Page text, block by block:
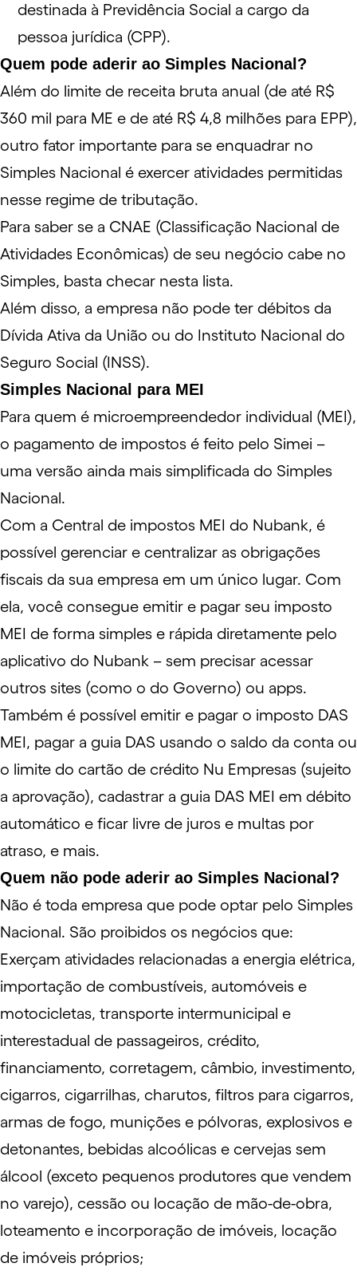
destinada à Previdência Social a cargo da
pessoa jurídica (CPP).
Quem pode aderir ao Simples Nacional?
Além do limite de receita bruta anual (de até R$
360 mil para ME e de até R$ 4,8 milhões para EPP),
outro fator importante para se enquadrar no
Simples Nacional é exercer atividades permitidas
nesse regime de tributação.
Para saber se a CNAE (Classificação Nacional de
Atividades Econômicas) de seu negócio cabe no
Simples, basta checar nesta lista.
Além disso, a empresa não pode ter débitos da
Dívida Ativa da União ou do Instituto Nacional do
Seguro Social (INSS).
Simples Nacional para MEI
Para quem é microempreendedor individual (MEI),
o pagamento de impostos é feito pelo Simei –
uma versão ainda mais simplificada do Simples
Nacional.
Com a Central de impostos MEI do Nubank, é
possível gerenciar e centralizar as obrigações
fiscais da sua empresa em um único lugar. Com
ela, você consegue emitir e pagar seu imposto
MEI de forma simples e rápida diretamente pelo
aplicativo do Nubank – sem precisar acessar
outros sites (como o do Governo) ou apps.
Também é possível emitir e pagar o imposto DAS
MEI, pagar a guia DAS usando o saldo da conta ou
o limite do cartão de crédito Nu Empresas (sujeito
a aprovação), cadastrar a guia DAS MEI em débito
automático e ficar livre de juros e multas por
atraso, e mais.
Quem não pode aderir ao Simples Nacional?
Não é toda empresa que pode optar pelo Simples
Nacional. São proibidos os negócios que:
Exerçam atividades relacionadas a energia elétrica,
importação de combustíveis, automóveis e
motocicletas, transporte intermunicipal e
interestadual de passageiros, crédito,
financiamento, corretagem, câmbio, investimento,
cigarros, cigarrilhas, charutos, filtros para cigarros,
armas de fogo, munições e pólvoras, explosivos e
detonantes, bebidas alcoólicas e cervejas sem
álcool (exceto pequenos produtores que vendem
no varejo), cessão ou locação de mão-de-obra,
loteamento e incorporação de imóveis, locação
de imóveis próprios;